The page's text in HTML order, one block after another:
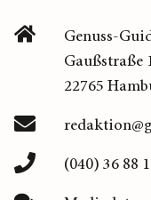
Genuss-
Gaußstraße
22765
(040) 36 88